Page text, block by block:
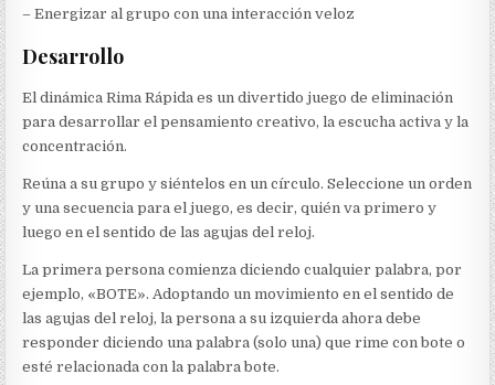
– Energizar al grupo con una interacción veloz
Desarrollo
El dinámica Rima Rápida es un divertido juego de eliminación
para desarrollar el pensamiento creativo, la escucha activa y la
concentración.
Reúna a su grupo y siéntelos en un círculo. Seleccione un orden
y una secuencia para el juego, es decir, quién va primero y
luego en el sentido de las agujas del reloj.
La primera persona comienza diciendo cualquier palabra, por
ejemplo, «BOTE». Adoptando un movimiento en el sentido de
las agujas del reloj, la persona a su izquierda ahora debe
responder diciendo una palabra (solo una) que rime con bote o
esté relacionada con la palabra bote.